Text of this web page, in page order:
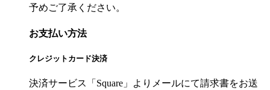
予めご了承ください。
お支払い方法
クレジットカード決済
決済サービス「Square」よりメールにて請求書をお送